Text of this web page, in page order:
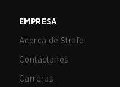
EMPRESA
Acerca de Strafe
Contáctanos
Carreras